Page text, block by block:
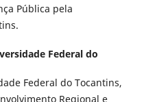
Pública pela
Federal do
Federal do Tocantins,
Regional e